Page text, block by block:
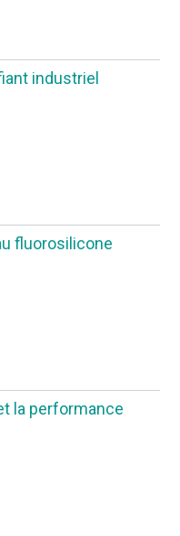
industriel
fluorosilicone
la performance